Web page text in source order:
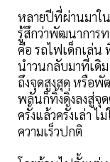
หลายปีที่ผ่านมาใ
รู้สึกว่าพัฒนาการ
คือ รถไฟเด็กเล่น
นำวนกลับมาที่เดิ
ถึงจุดสูงสุด หรือพั
พลันก็ทิ้งดิ่งลงสู่จุ
ครั้งแล้วครั้งเล่า ไ
ความเร็วปกติ